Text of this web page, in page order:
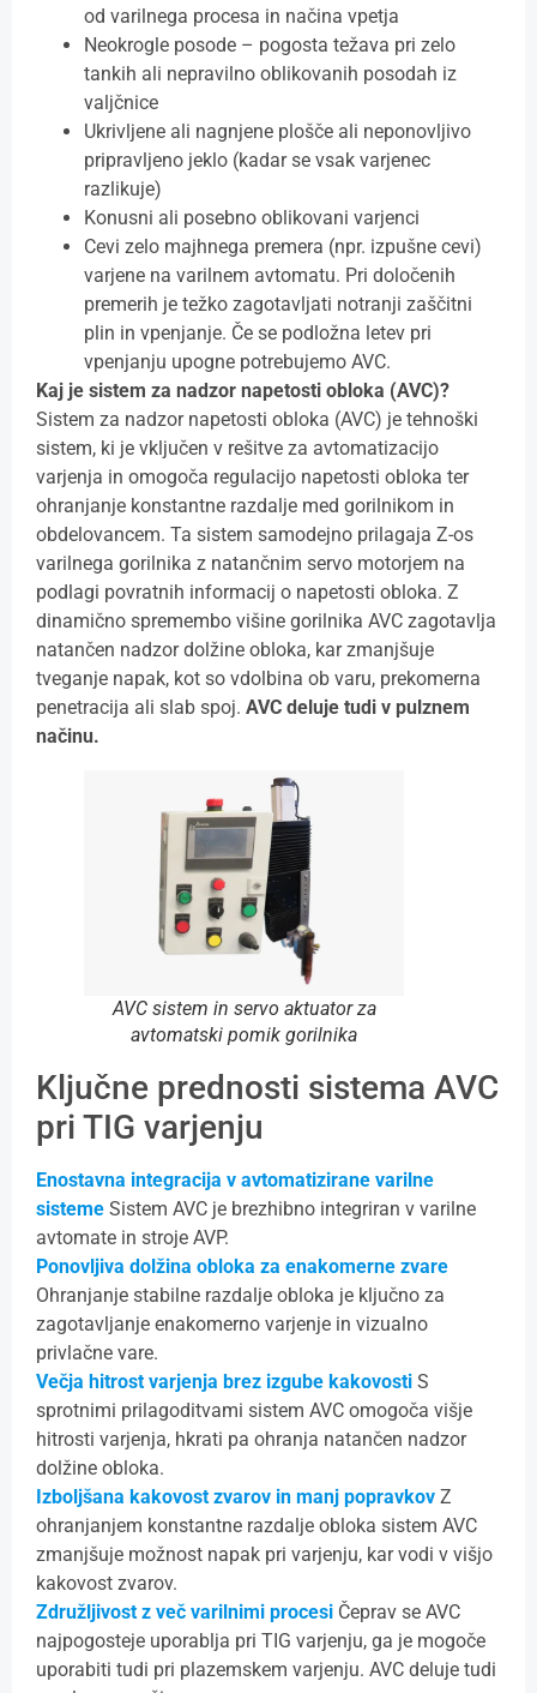
od varilnega procesa in načina vpetja
Neokrogle posode – pogosta težava pri zelo
tankih ali nepravilno oblikovanih posodah iz
valjčnice
Ukrivljene ali nagnjene plošče ali neponovljivo
pripravljeno jeklo (kadar se vsak varjenec
razlikuje)
Konusni ali posebno oblikovani varjenci
Cevi zelo majhnega premera (npr. izpušne cevi)
varjene na varilnem avtomatu. Pri določenih
premerih je težko zagotavljati notranji zaščitni
plin in vpenjanje. Če se podložna letev pri
vpenjanju upogne potrebujemo AVC.
Kaj je sistem za nadzor napetosti obloka (AVC)?
Sistem za nadzor napetosti obloka (AVC) je tehnoški
sistem, ki je vključen v rešitve za avtomatizacijo
varjenja in omogoča regulacijo napetosti obloka ter
ohranjanje konstantne razdalje med gorilnikom in
obdelovancem. Ta sistem samodejno prilagaja Z-os
varilnega gorilnika z natančnim servo motorjem na
podlagi povratnih informacij o napetosti obloka. Z
dinamično spremembo višine gorilnika AVC zagotavlja
natančen nadzor dolžine obloka, kar zmanjšuje
tveganje napak, kot so vdolbina ob varu, prekomerna
penetracija ali slab spoj. AVC deluje tudi v pulznem
načinu.
AVC sistem in servo aktuator za
avtomatski pomik gorilnika
Ključne prednosti sistema AVC
pri TIG varjenju
Enostavna integracija v avtomatizirane varilne
sisteme Sistem AVC je brezhibno integriran v varilne
avtomate in stroje AVP.
Ponovljiva dolžina obloka za enakomerne zvare
Ohranjanje stabilne razdalje obloka je ključno za
zagotavljanje enakomerno varjenje in vizualno
privlačne vare.
Večja hitrost varjenja brez izgube kakovosti S
sprotnimi prilagoditvami sistem AVC omogoča višje
hitrosti varjenja, hkrati pa ohranja natančen nadzor
dolžine obloka.
Izboljšana kakovost zvarov in manj popravkov Z
ohranjanjem konstantne razdalje obloka sistem AVC
zmanjšuje možnost napak pri varjenju, kar vodi v višjo
kakovost zvarov.
Združljivost z več varilnimi procesi Čeprav se AVC
najpogosteje uporablja pri TIG varjenju, ga je mogoče
uporabiti tudi pri plazemskem varjenju. AVC deluje tudi